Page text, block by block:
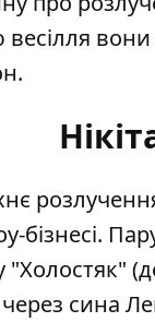
весілля
бізнесі.
сина